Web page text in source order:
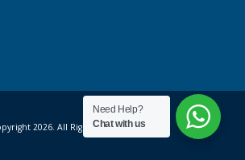
2026. All Rights Reserved.
Need Help?
Chat with us